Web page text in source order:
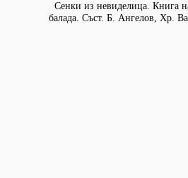
Сенки из невиделица. Книга
балада. Съст. Б. Ангелов, Хр.